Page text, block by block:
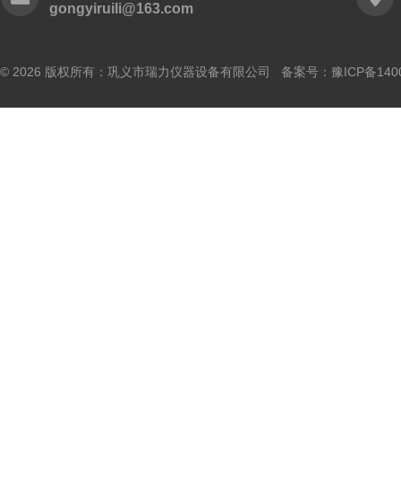
gongyiruili@163.com
© 2026 版权所有：巩义市瑞力仪器设备有限公司 备案号： 豫ICP备